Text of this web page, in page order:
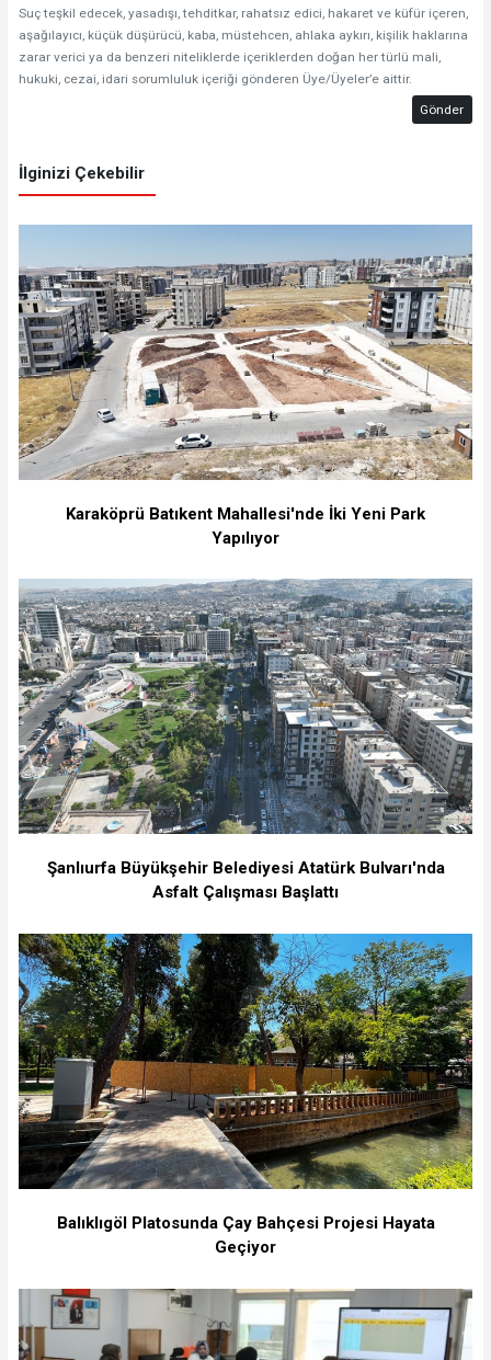
Suç teşkil edecek, yasadışı, tehditkar, rahatsız edici, hakaret ve küfür içeren,
aşağılayıcı, küçük düşürücü, kaba, müstehcen, ahlaka aykırı, kişilik haklarına
zarar verici ya da benzeri niteliklerde içeriklerden doğan her türlü mali,
hukuki, cezai, idari sorumluluk içeriği gönderen Üye/Üyeler’e aittir.
Gönder
İlginizi Çekebilir
Karaköprü Batıkent Mahallesi'nde İki Yeni Park
Yapılıyor
Şanlıurfa Büyükşehir Belediyesi Atatürk Bulvarı'nda
Asfalt Çalışması Başlattı
Balıklıgöl Platosunda Çay Bahçesi Projesi Hayata
Geçiyor